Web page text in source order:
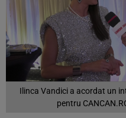
Ilinca Vandici a acordat un
pentru